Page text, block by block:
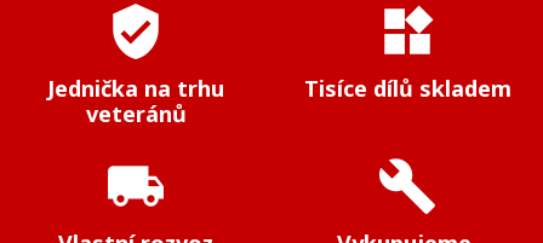
verified_user
Jednička na trhu
veteránů
widgets
Tisíce dílů skladem
local_shipping build